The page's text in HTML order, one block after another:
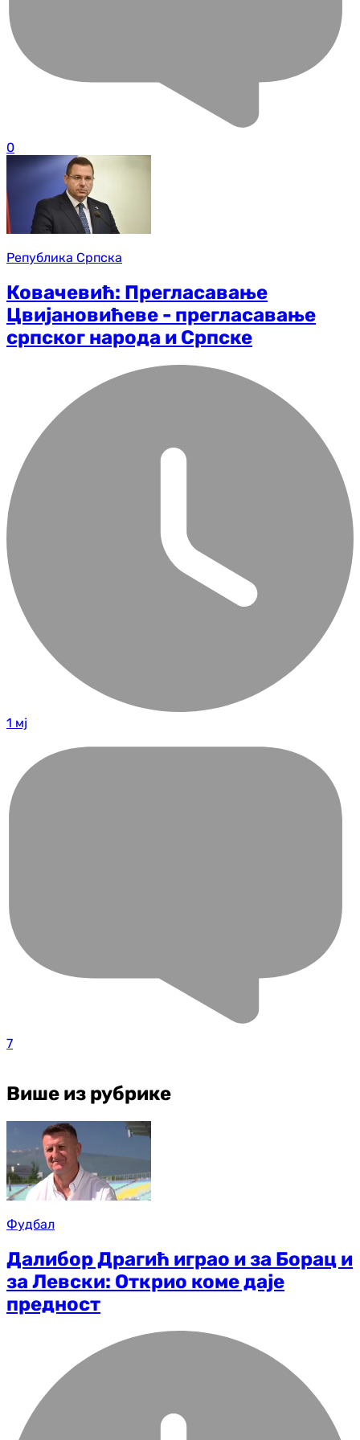
0
Република Српска
Ковачевић: Прегласавање
Цвијановићеве - прегласавање
српског народа и Српске
1 мј
7
Више из рубрике
Фудбал
Далибор Драгић играо и за Борац и
за Левски: Открио коме даје
предност